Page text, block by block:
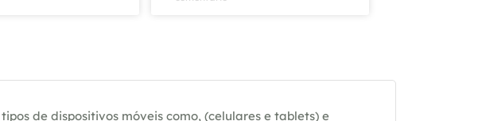
de dispositivos móveis como, (celulares e tablets) e